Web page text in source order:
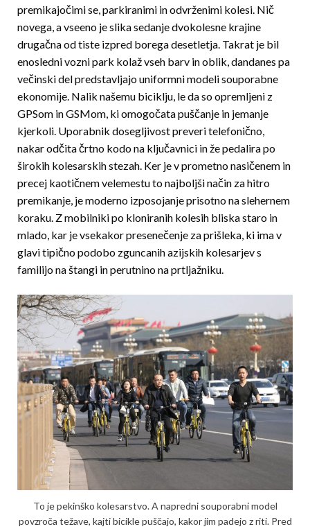
premikajočimi se, parkiranimi in odvrženimi kolesi. Nič
novega, a vseeno je slika sedanje dvokolesne krajine
drugačna od tiste izpred borega desetletja. Takrat je bil
enosledni vozni park kolaž vseh barv in oblik, dandanes pa
večinski del predstavljajo uniformni modeli souporabne
ekonomije. Nalik našemu biciklju, le da so opremljeni z
GPSom in GSMom, ki omogočata puščanje in jemanje
kjerkoli. Uporabnik dosegljivost preveri telefonično,
nakar odčita črtno kodo na ključavnici in že pedalira po
širokih kolesarskih stezah. Ker je v prometno nasičenem in
precej kaotičnem velemes­tu to najboljši način za hitro
premikanje, je moderno izposojanje prisotno na slehernem
koraku. Z mobilniki po kloniranih kolesih bliska staro in
mlado, kar je vsekakor presenečenje za prišleka, ki ima v
glavi tipično podobo zguncanih azijskih kolesarjev s
familijo na štangi in perutnino na prtljažniku.
To je pekinško kolesarstvo. A napredni souporabni model
povzroča težave, kajti bicik­le puščajo, kakor jim padejo z riti. Pred